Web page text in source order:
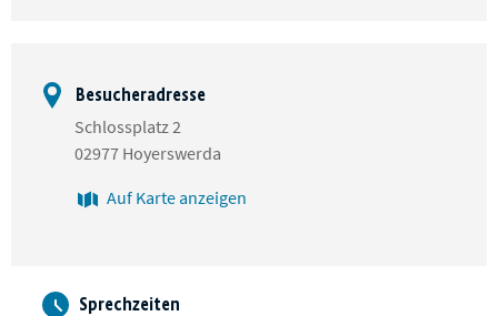
Besucheradresse
Schlossplatz 2
02977 Hoyerswerda
Auf Karte anzeigen
Sprechzeiten